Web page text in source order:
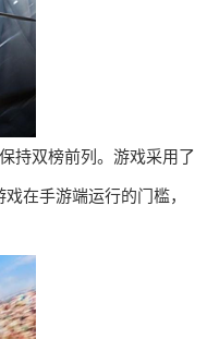
持双榜前列。游戏采用了
在手游端运行的门槛，